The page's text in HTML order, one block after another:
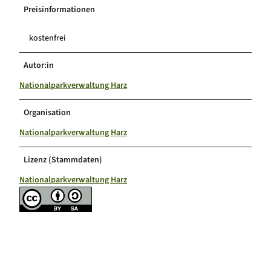
Preisinformationen
kostenfrei
Autor:in
Nationalparkverwaltung Harz
Organisation
Nationalparkverwaltung Harz
Lizenz (Stammdaten)
Nationalparkverwaltung Harz